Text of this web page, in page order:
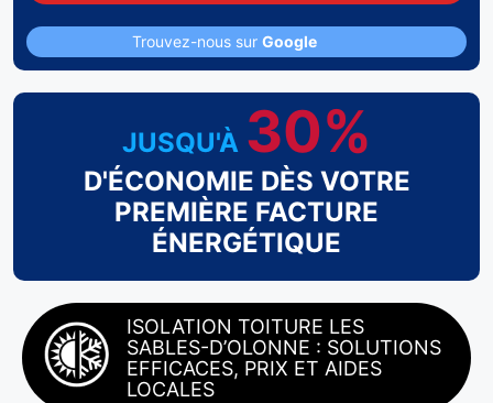
Trouvez-nous sur Google
JUSQU'À 30%
D'ÉCONOMIE DÈS VOTRE
PREMIÈRE FACTURE
ÉNERGÉTIQUE
ISOLATION TOITURE LES
SABLES-D’OLONNE : SOLUTIONS
EFFICACES, PRIX ET AIDES
LOCALES